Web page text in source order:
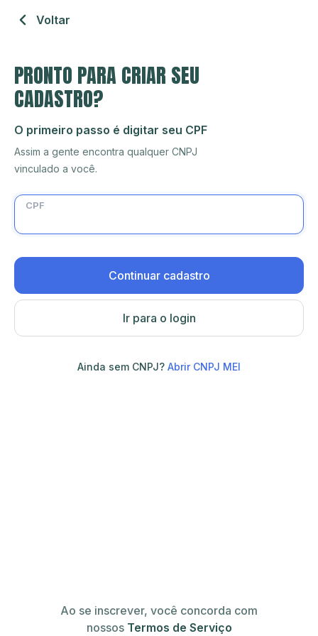
Voltar
PRONTO PARA CRIAR SEU
CADASTRO?
O primeiro passo é digitar seu CPF
Assim a gente encontra qualquer CNPJ
vinculado a você.
CPF
Continuar cadastro
Ir para o login
Ainda sem CNPJ? Abrir CNPJ MEI
Ao se inscrever, você concorda com
nossos Termos de Serviço